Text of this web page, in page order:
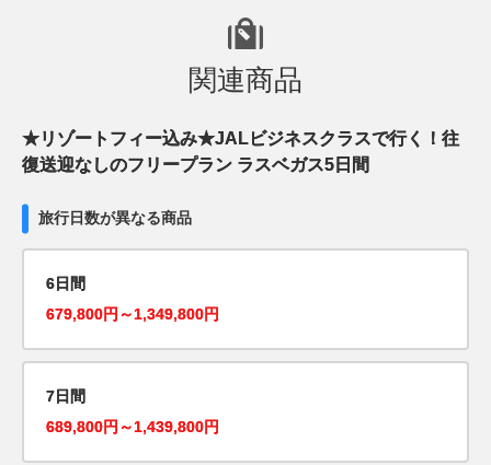
関連商品
★リゾートフィー込み★JALビジネスクラスで行く！往
復送迎なしのフリープラン ラスベガス5日間
旅行日数が異なる商品
6日間
679,800円～1,349,800円
7日間
689,800円～1,439,800円